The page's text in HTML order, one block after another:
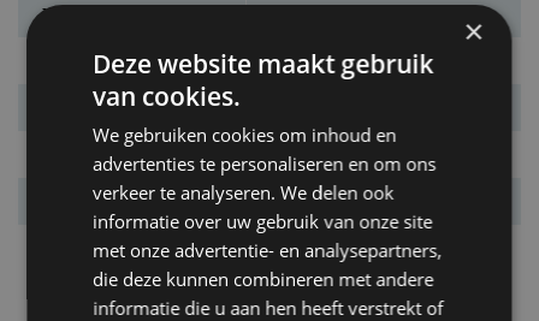
Max. koppel
1.450 tpm
Aandrijving
Remmen v/a gev. schijven/schijven
Draaicirkel 11,7 m
Vermogensrange 120 tot 180 kW
×
Deze website maakt gebruik
van cookies.
We gebruiken cookies om inhoud en
advertenties te personaliseren en om ons
verkeer te analyseren. We delen ook
informatie over uw gebruik van onze site
met onze advertentie- en analysepartners,
die deze kunnen combineren met andere
informatie die u aan hen heeft verstrekt of